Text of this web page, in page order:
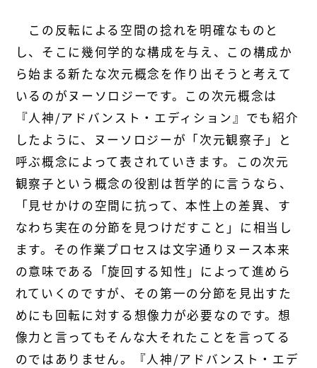
この反転による空間の捻れを明確なものと
し、そこに幾何学的な構成を与え、この構成か
ら始まる新たな次元概念を作り出そうと考えて
いるのがヌーソロジーです。この次元概念は
『人神/アドバンスト・エディション』でも紹介
したように、ヌーソロジーが「次元観察子」と
呼ぶ概念によって表されていきます。この次元
観察子という概念の役割は哲学的に言うなら、
「見せかけの空間に抗って、本性上の差異、す
なわち実在の分節を見つけだすこと」に相当し
ます。その作業プロセスは文字通りヌース本来
の意味である「旋回する知性」によって進めら
れていくのですが、その第一の分節を見出すた
めにも回転に対する想像力が必要なのです。想
像力と言ってもそんな大それたことを言ってる
のではありません。『人神/アドバンスト・エデ